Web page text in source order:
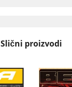
Slični proizvodi